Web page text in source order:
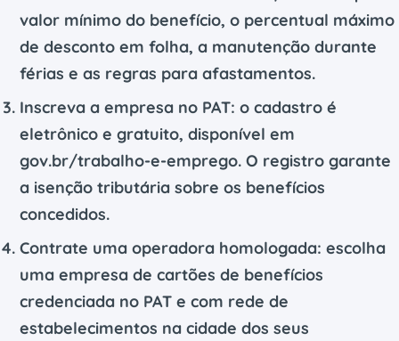
valor mínimo do benefício, o percentual máximo
de desconto em folha, a manutenção durante
férias e as regras para afastamentos.
Inscreva a empresa no PAT: o cadastro é
eletrônico e gratuito, disponível em
gov.br/trabalho-e-emprego. O registro garante
a isenção tributária sobre os benefícios
concedidos.
Contrate uma operadora homologada: escolha
uma empresa de cartões de benefícios
credenciada no PAT e com rede de
estabelecimentos na cidade dos seus